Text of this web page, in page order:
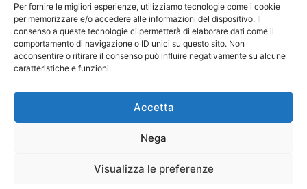
Per fornire le migliori esperienze, utilizziamo tecnologie come i cookie
per memorizzare e/o accedere alle informazioni del dispositivo. Il
consenso a queste tecnologie ci permetterà di elaborare dati come il
comportamento di navigazione o ID unici su questo sito. Non
acconsentire o ritirare il consenso può influire negativamente su alcune
caratteristiche e funzioni.
Accetta
Nega
Visualizza le preferenze
Contatto
Cookie Policy (UE)